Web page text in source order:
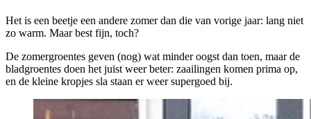
Het is een beetje een andere zomer dan die van vorige jaar: lang niet
zo warm. Maar best fijn, toch?
De zomergroentes geven (nog) wat minder oogst dan toen, maar de
bladgroentes doen het juist weer beter: zaailingen komen prima op,
en de kleine kropjes sla staan er weer supergoed bij.